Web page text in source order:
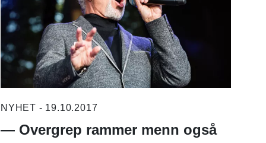
NYHET - 19.10.2017
— Overgrep rammer menn også